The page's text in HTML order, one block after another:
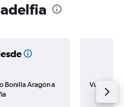
Bonilla Aragón a
Vuelo de